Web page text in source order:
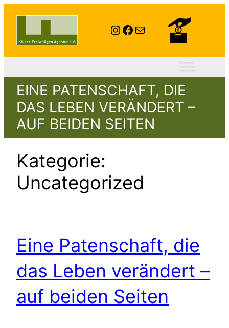
springen
Instagram
Facebook
E-Mail
EINE PATENSCHAFT, DIE
DAS LEBEN VERÄNDERT –
AUF BEIDEN SEITEN
Kategorie:
Uncategorized
Eine Patenschaft, die
das Leben verändert –
auf beiden Seiten